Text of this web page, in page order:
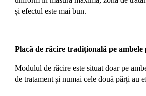
și efectul este mai bun.
Placă de răcire tradițională pe ambele
Modulul de răcire este situat doar pe
de tratament și numai cele două părți au